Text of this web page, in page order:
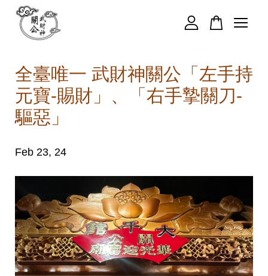
全臺唯一 武財神關公「左手持
元寶-賜財」、「右手摯關刀-
驅惡」
Feb 23, 24
繼續購物